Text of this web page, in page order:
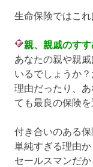
生命保険ではこれ
親、親戚のすす
あなたの親や親
いるでしょうか
理由だったり、
ても最良の保険を
付き合いのある
単純すぎる理由
セールスマンだ